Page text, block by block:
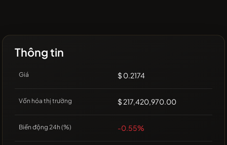
Thông tin
Giá $ 0.2174
Vốn hóa thị trường $ 217,420,970.00
Biến động 24h (%) -0.55%